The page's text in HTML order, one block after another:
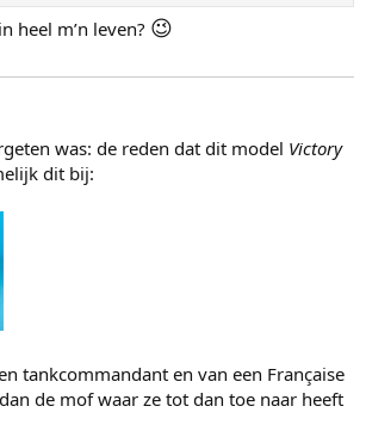
heel m’n leven? 😉
was: de reden dat dit model Victory
dit bij:
tankcommandant en van een Française
de mof waar ze tot dan toe naar heeft